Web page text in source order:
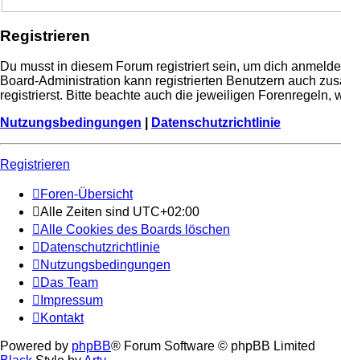
Registrieren
Du musst in diesem Forum registriert sein, um dich
Board-Administration kann registrierten Benutzern auch
registrierst. Bitte beachte auch die jeweiligen Forenregeln,
Nutzungsbedingungen
Datenschutzrichtlinie
Registrieren
Foren-Übersicht
Alle Zeiten sind UTC+02:00
Alle Cookies des Boards löschen
Datenschutzrichtlinie
Nutzungsbedingungen
Das Team
Impressum
Kontakt
Powered by phpBB® Forum Software © phpBB Limited